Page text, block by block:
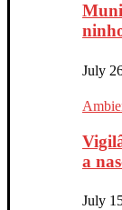
July
a
July